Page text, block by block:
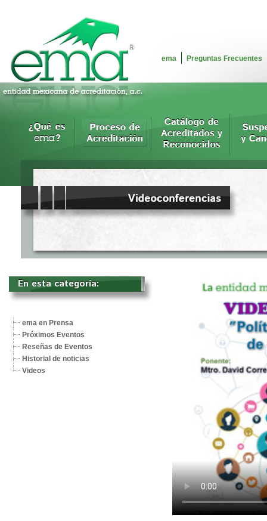
ema Preguntas Frecuentes
En esta categoría:
ema en Prensa
Próximos Eventos
Reseñas de Eventos
Historial de noticias
Videos